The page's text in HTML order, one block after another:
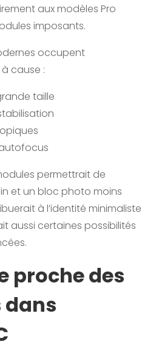
aux modèles Pro
imposants.
occupent
cause :
taille
permettrait de
et un bloc photo moins
à l’identité minimaliste
aussi certaines possibilités
proche des